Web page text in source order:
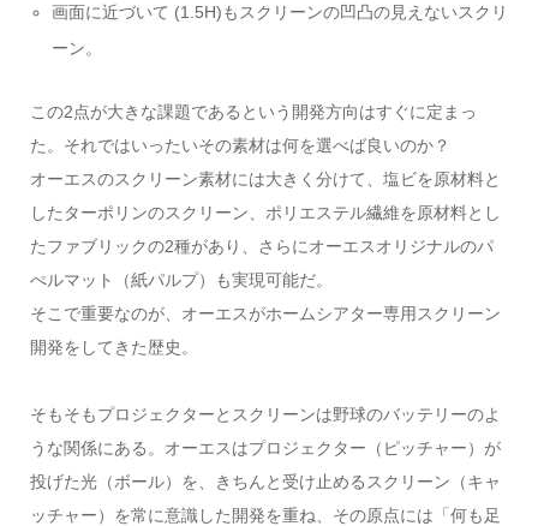
画面に近づいて (1.5H)もスクリーンの凹凸の見えないスクリ
ーン。
この2点が大きな課題であるという開発方向はすぐに定まっ
た。それではいったいその素材は何を選べば良いのか？
オーエスのスクリーン素材には大きく分けて、塩ビを原材料と
したターポリンのスクリーン、ポリエステル繊維を原材料とし
たファブリックの2種があり、さらにオーエスオリジナルのパ
ぺルマット（紙パルプ）も実現可能だ。
そこで重要なのが、オーエスがホームシアター専用スクリーン
開発をしてきた歴史。
そもそもプロジェクターとスクリーンは野球のバッテリーのよ
うな関係にある。オーエスはプロジェクター（ピッチャー）が
投げた光（ボール）を、きちんと受け止めるスクリーン（キャ
ッチャー）を常に意識した開発を重ね、その原点には「何も足